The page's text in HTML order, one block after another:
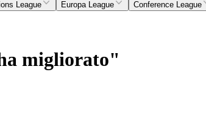
League Europa League Conference League
migliorato"